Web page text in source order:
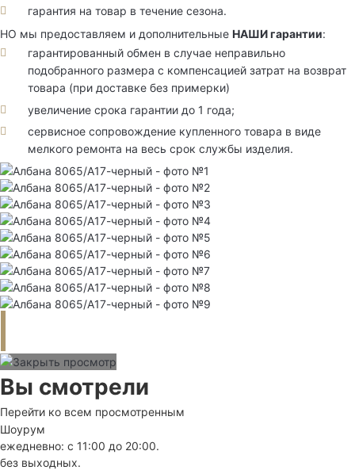
гарантия на товар в течение сезона.
НО мы предоставляем и дополнительные НАШИ гарантии:
гарантированный обмен в случае неправильно
подобранного размера с компенсацией затрат на возврат
товара (при доставке без примерки)
увеличение срока гарантии до 1 года;
сервисное сопровождение купленного товара в виде
мелкого ремонта на весь срок службы изделия.
Вы смотрели
Перейти ко всем просмотренным
Шоурум
ежедневно: с 11:00 до 20:00.
без выходных.